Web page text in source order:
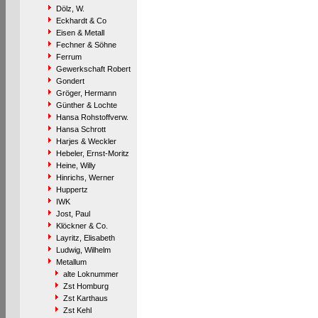
Dölz, W.
Eckhardt & Co
Eisen & Metall
Fechner & Söhne
Ferrum
Gewerkschaft Robert
Gondert
Gröger, Hermann
Günther & Lochte
Hansa Rohstoffverw.
Hansa Schrott
Harjes & Weckler
Hebeler, Ernst-Moritz
Heine, Willy
Hinrichs, Werner
Huppertz
IWK
Jost, Paul
Klöckner & Co.
Layritz, Elisabeth
Ludwig, Wilhelm
Metallum
alte Loknummer
Zst Homburg
Zst Karthaus
Zst Kehl